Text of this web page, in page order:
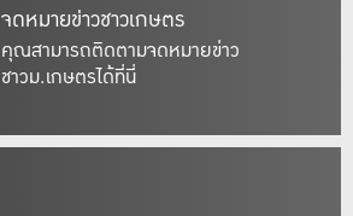
จดหมายข่าวชาวเกษตร
คุณสามารถติดตามจดหมายข่าว
ชาวม.เกษตรได้ที่นี่